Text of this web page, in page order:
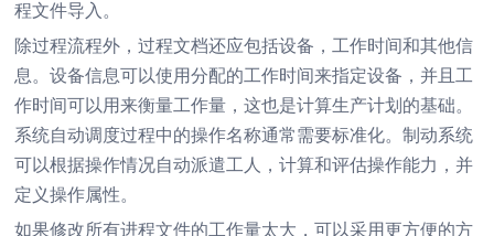
程文件导入。
除过程流程外，过程文档还应包括设备，工作时间和其他信
息。设备信息可以使用分配的工作时间来指定设备，并且工
作时间可以用来衡量工作量，这也是计算生产计划的基础。
系统自动调度过程中的操作名称通常需要标准化。制动系统
可以根据操作情况自动派遣工人，计算和评估操作能力，并
定义操作属性。
如果修改所有进程文件的工作量太大，可以采用更方便的方